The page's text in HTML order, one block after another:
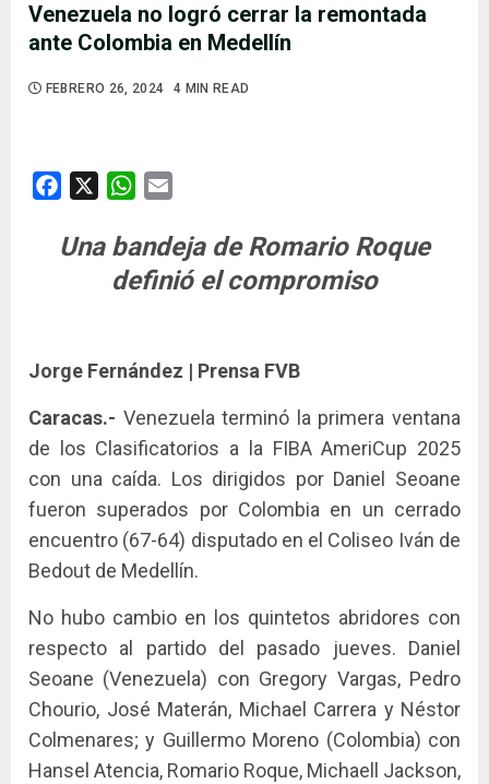
Venezuela no logró cerrar la remontada
ante Colombia en Medellín
FEBRERO 26, 2024 4 MIN READ
Facebook WhatsApp
Una bandeja de Romario Roque
definió el compromiso
Jorge Fernández | Prensa FVB
Caracas.- Venezuela terminó la primera ventana
de los Clasificatorios a la FIBA AmeriCup 2025
con una caída. Los dirigidos por Daniel Seoane
fueron superados por Colombia en un cerrado
encuentro (67-64) disputado en el Coliseo Iván de
Bedout de Medellín.
No hubo cambio en los quintetos abridores con
respecto al partido del pasado jueves. Daniel
Seoane (Venezuela) con Gregory Vargas, Pedro
Chourio, José Materán, Michael Carrera y Néstor
Colmenares; y Guillermo Moreno (Colombia) con
Hansel Atencia, Romario Roque, Michaell Jackson,